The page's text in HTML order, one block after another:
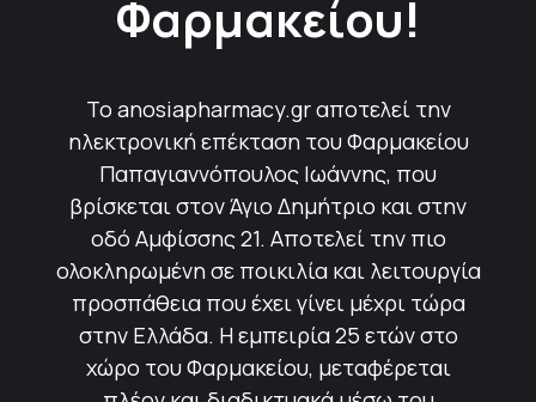
Φαρμακείου!
Το anosiapharmacy.gr αποτελεί την
ηλεκτρονική επέκταση του Φαρμακείου
Παπαγιαννόπουλος Ιωάννης, που
βρίσκεται στον Άγιο Δημήτριο και στην
οδό Αμφίσσης 21. Αποτελεί την πιο
ολοκληρωμένη σε ποικιλία και λειτουργία
προσπάθεια που έχει γίνει μέχρι τώρα
στην Ελλάδα. Η εμπειρία 25 ετών στο
χώρο του Φαρμακείου, μεταφέρεται